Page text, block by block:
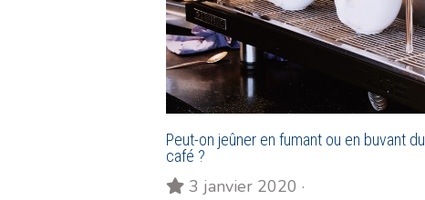
Peut-on jeûner en fumant ou en buvant du
café ?
3 janvier 2020 ·